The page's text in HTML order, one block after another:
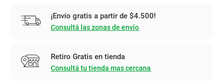
¡Envío gratis a partir de $4.500!
Consultá las zonas de envío
Retiro Gratis en tienda
Consultá tu tienda mas cercana